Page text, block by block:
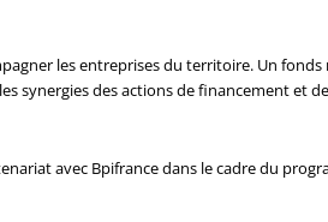
les entreprises du territoire. Un
synergies des actions de financement et
avec Bpifrance dans le cadre du